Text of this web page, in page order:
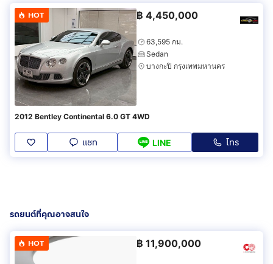
HOT ฿ 4,450,000
63,595 กม.
Sedan
บางกะปิ กรุงเทพมหานคร
2012 Bentley Continental 6.0 GT 4WD
แชท LINE โทร
รถยนต์ที่คุณอาจสนใจ
HOT ฿ 11,900,000